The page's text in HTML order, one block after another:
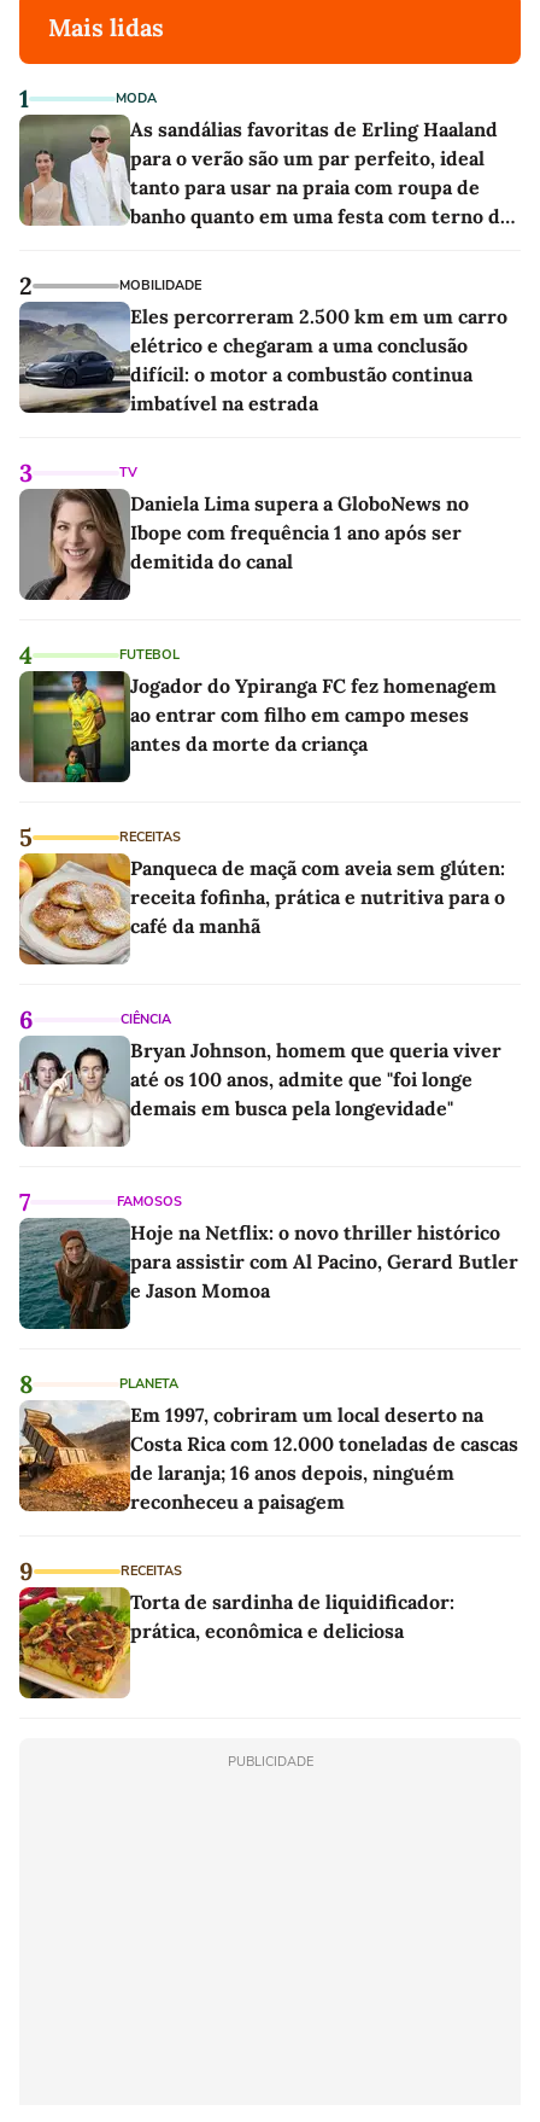
Mais lidas
1 MODA
As sandálias favoritas de Erling Haaland
para o verão são um par perfeito, ideal
tanto para usar na praia com roupa de
banho quanto em uma festa com terno de
2 MOBILIDADE
Eles percorreram 2.500 km em um carro
elétrico e chegaram a uma conclusão
difícil: o motor a combustão continua
imbatível na estrada
3 TV
Daniela Lima supera a GloboNews no
Ibope com frequência 1 ano após ser
demitida do canal
4 FUTEBOL
Jogador do Ypiranga FC fez homenagem
ao entrar com filho em campo meses
antes da morte da criança
5 RECEITAS
Panqueca de maçã com aveia sem glúten:
receita fofinha, prática e nutritiva para o
café da manhã
6 CIÊNCIA
Bryan Johnson, homem que queria viver
até os 100 anos, admite que "foi longe
demais em busca pela longevidade"
7 FAMOSOS
Hoje na Netflix: o novo thriller histórico
para assistir com Al Pacino, Gerard Butler
e Jason Momoa
8 PLANETA
Em 1997, cobriram um local deserto na
Costa Rica com 12.000 toneladas de cascas
de laranja; 16 anos depois, ninguém
reconheceu a paisagem
9 RECEITAS
Torta de sardinha de liquidificador:
prática, econômica e deliciosa
PUBLICIDADE